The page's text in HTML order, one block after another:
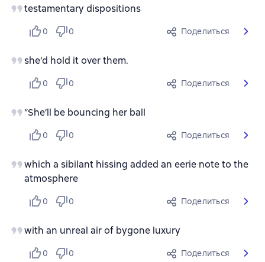
testamentary dispositions
0 0 Поделиться
she’d hold it over them.
0 0 Поделиться
“She’ll be bouncing her ball
0 0 Поделиться
which a sibilant hissing added an eerie note to the
atmosphere
0 0 Поделиться
with an unreal air of bygone luxury
0 0 Поделиться